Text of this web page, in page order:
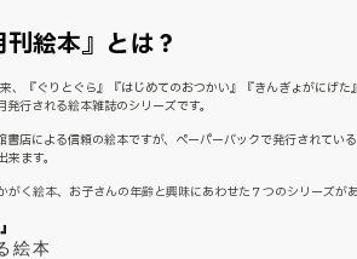
絵本』とは？
、『ぐりとぐら』『はじめてのおつかい』『きんぎょがにげた
行される絵本雑誌のシリーズです。
書店による信頼の絵本ですが、ペーパーバックで発行されてい
ます。
がく絵本、お子さんの年齢と興味にあわせた７つのシリーズが
絵本